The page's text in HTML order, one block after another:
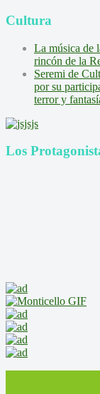
Cultura
La música de
rincón de la
Seremi de
por su
terror y
Los